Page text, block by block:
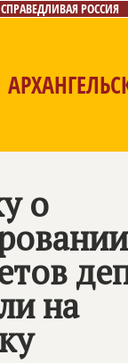
СПРАВЕДЛИВАЯ РОССИЯ
о
на